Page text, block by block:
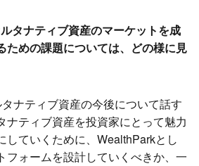
ナティブ資産のマーケットを成
ための課題については、どの様に見
ナティブ資産の今後について話す
ナティブ資産を投資家にとって魅力
していくために、WealthParkとし
フォームを設計していくべきか、一